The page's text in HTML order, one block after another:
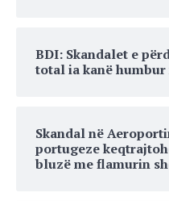
BDI: Skandalet e
total ia kanë
Skandal në
portugeze
bluzë me flamurin